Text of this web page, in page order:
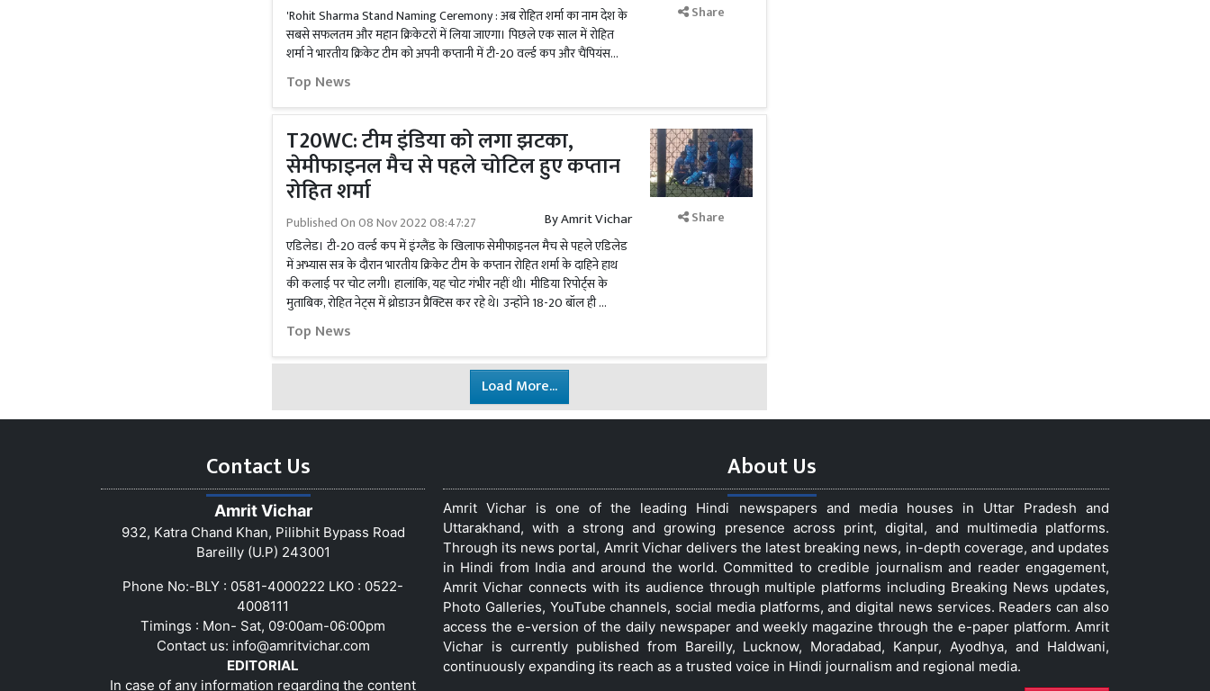
'Rohit Sharma Stand Naming Ceremony : अब रोहित शर्मा का नाम देश के
सबसे सफलतम और महान क्रिकेटरों में लिया जाएगा। पिछले एक साल में रोहित
शर्मा ने भारतीय क्रिकेट टीम को अपनी कप्तानी में टी-20 वर्ल्ड कप और चैंपियंस...
Top News
Share
T20WC: टीम इंडिया को लगा झटका,
सेमीफाइनल मैच से पहले चोटिल हुए कप्तान
रोहित शर्मा
Published On08 Nov 2022 08:47:27 ByAmrit Vichar
एडिलेड। टी-20 वर्ल्ड कप में इंग्लैंड के खिलाफ सेमीफाइनल मैच से पहले एडिलेड
में अभ्यास सत्र के दौरान भारतीय क्रिकेट टीम के कप्तान रोहित शर्मा के दाहिने हाथ
की कलाई पर चोट लगी। हालांकि, यह चोट गंभीर नहीं थी। मीडिया रिपोर्ट्स के
मुताबिक, रोहित नेट्स में थ्रोडाउन प्रैक्टिस कर रहे थे। उन्होंने 18-20 बॉल ही …
Top News
Share
Load More...
Contact Us
Amrit Vichar
932, Katra Chand Khan, Pilibhit Bypass Road
Bareilly (U.P) 243001
Phone No:-BLY : 0581-4000222 LKO : 0522-
4008111
Timings : Mon- Sat, 09:00am-06:00pm
Contact us: info@amritvichar.com
EDITORIAL
In case of any information regarding the content
About Us
Amrit Vichar is one of the leading Hindi newspapers and media houses in Uttar Pradesh and
Uttarakhand, with a strong and growing presence across print, digital, and multimedia platforms.
Through its news portal, Amrit Vichar delivers the latest breaking news, in-depth coverage, and updates
in Hindi from India and around the world. Committed to credible journalism and reader engagement,
Amrit Vichar connects with its audience through multiple platforms including Breaking News updates,
Photo Galleries, YouTube channels, social media platforms, and digital news services. Readers can also
access the e-version of the daily newspaper and weekly magazine through the e-paper platform. Amrit
Vichar is currently published from Bareilly, Lucknow, Moradabad, Kanpur, Ayodhya, and Haldwani,
continuously expanding its reach as a trusted voice in Hindi journalism and regional media.